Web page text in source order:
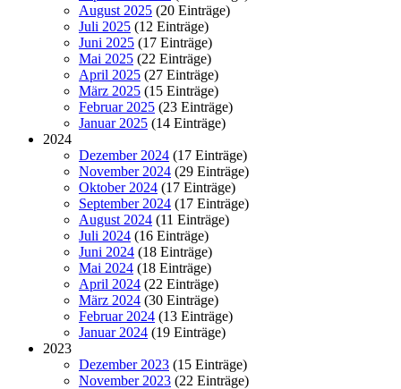
August 2025 (20 Einträge)
Juli 2025 (12 Einträge)
Juni 2025 (17 Einträge)
Mai 2025 (22 Einträge)
April 2025 (27 Einträge)
März 2025 (15 Einträge)
Februar 2025 (23 Einträge)
Januar 2025 (14 Einträge)
2024
Dezember 2024 (17 Einträge)
November 2024 (29 Einträge)
Oktober 2024 (17 Einträge)
September 2024 (17 Einträge)
August 2024 (11 Einträge)
Juli 2024 (16 Einträge)
Juni 2024 (18 Einträge)
Mai 2024 (18 Einträge)
April 2024 (22 Einträge)
März 2024 (30 Einträge)
Februar 2024 (13 Einträge)
Januar 2024 (19 Einträge)
2023
Dezember 2023 (15 Einträge)
November 2023 (22 Einträge)